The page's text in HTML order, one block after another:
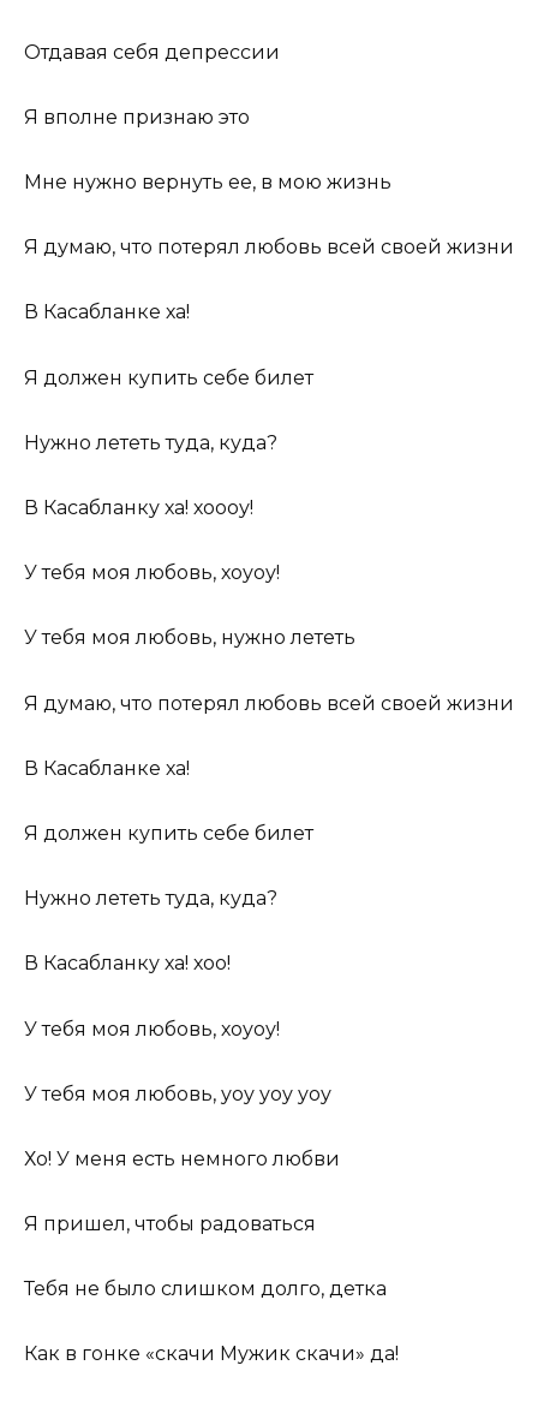
Отдавая себя депрессии
Я вполне признаю это
Мне нужно вернуть ее, в мою жизнь
Я думаю, что потерял любовь всей своей жизни
В Касабланке ха!
Я должен купить себе билет
Нужно лететь туда, куда?
В Касабланку ха! хоооу!
У тебя моя любовь, хоуоу!
У тебя моя любовь, нужно лететь
Я думаю, что потерял любовь всей своей жизни
В Касабланке ха!
Я должен купить себе билет
Нужно лететь туда, куда?
В Касабланку ха! хоо!
У тебя моя любовь, хоуоу!
У тебя моя любовь, уоу уоу уоу
Хо! У меня есть немного любви
Я пришел, чтобы радоваться
Тебя не было слишком долго, детка
Как в гонке «скачи Мужик скачи» да!